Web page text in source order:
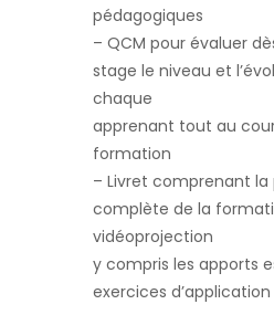
pédagogiques
– QCM pour évaluer
stage le niveau et
chaque
apprenant tout au
formation
– Livret comprenant
complète de la
vidéoprojection
y compris les apports
exercices d’application